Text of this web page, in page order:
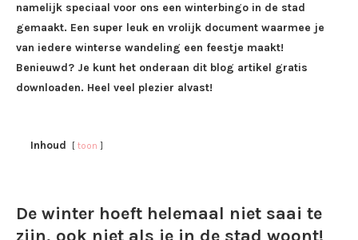
namelijk speciaal voor ons een winterbingo in de stad
gemaakt. Een super leuk en vrolijk document waarmee je
van iedere winterse wandeling een feestje maakt!
Benieuwd? Je kunt het onderaan dit blog artikel gratis
downloaden. Heel veel plezier alvast!
Inhoud toon
De winter hoeft helemaal niet saai te